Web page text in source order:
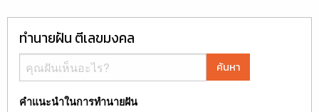
ทำนายฝัน ตีเลขมงคล
ค้นหา
คำแนะนำในการทำนายฝัน